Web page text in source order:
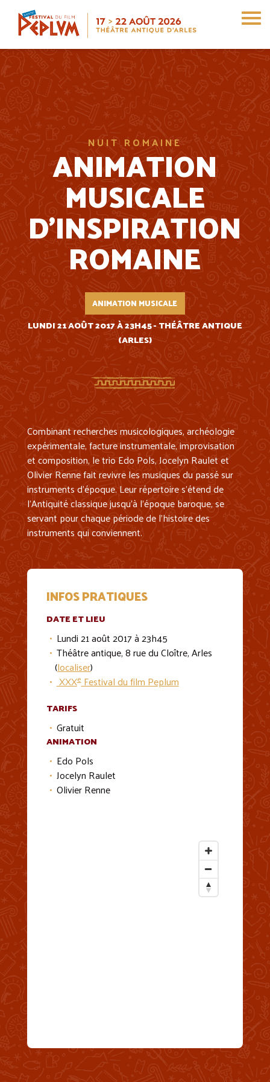
contenu
principal
NUIT ROMAINE
ANIMATION
MUSICALE
D’INSPIRATION
ROMAINE
ANIMATION MUSICALE
LUNDI 21 AOÛT 2017 À 23H45 - THÉÂTRE ANTIQUE
(ARLES)
Combinant recherches musicologiques, archéologie
expérimentale, facture instrumentale, improvisation
et composition, le trio Edo Pols, Jocelyn Raulet et
Olivier Renne fait revivre les musiques du passé sur
instruments d’époque. Leur répertoire s’étend de
l’Antiquité classique jusqu’à l’époque baroque, se
servant pour chaque période de l’histoire des
instruments qui conviennent.
INFOS PRATIQUES
DATE ET LIEU
Lundi 21 août 2017 à 23h45
Théâtre antique, 8 rue du Cloître, Arles
(localiser)
XXXeFestival du film Peplum
TARIFS
Gratuit
ANIMATION
Edo Pols
Jocelyn Raulet
Olivier Renne